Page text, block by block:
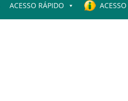
ACESSO RÁPIDO